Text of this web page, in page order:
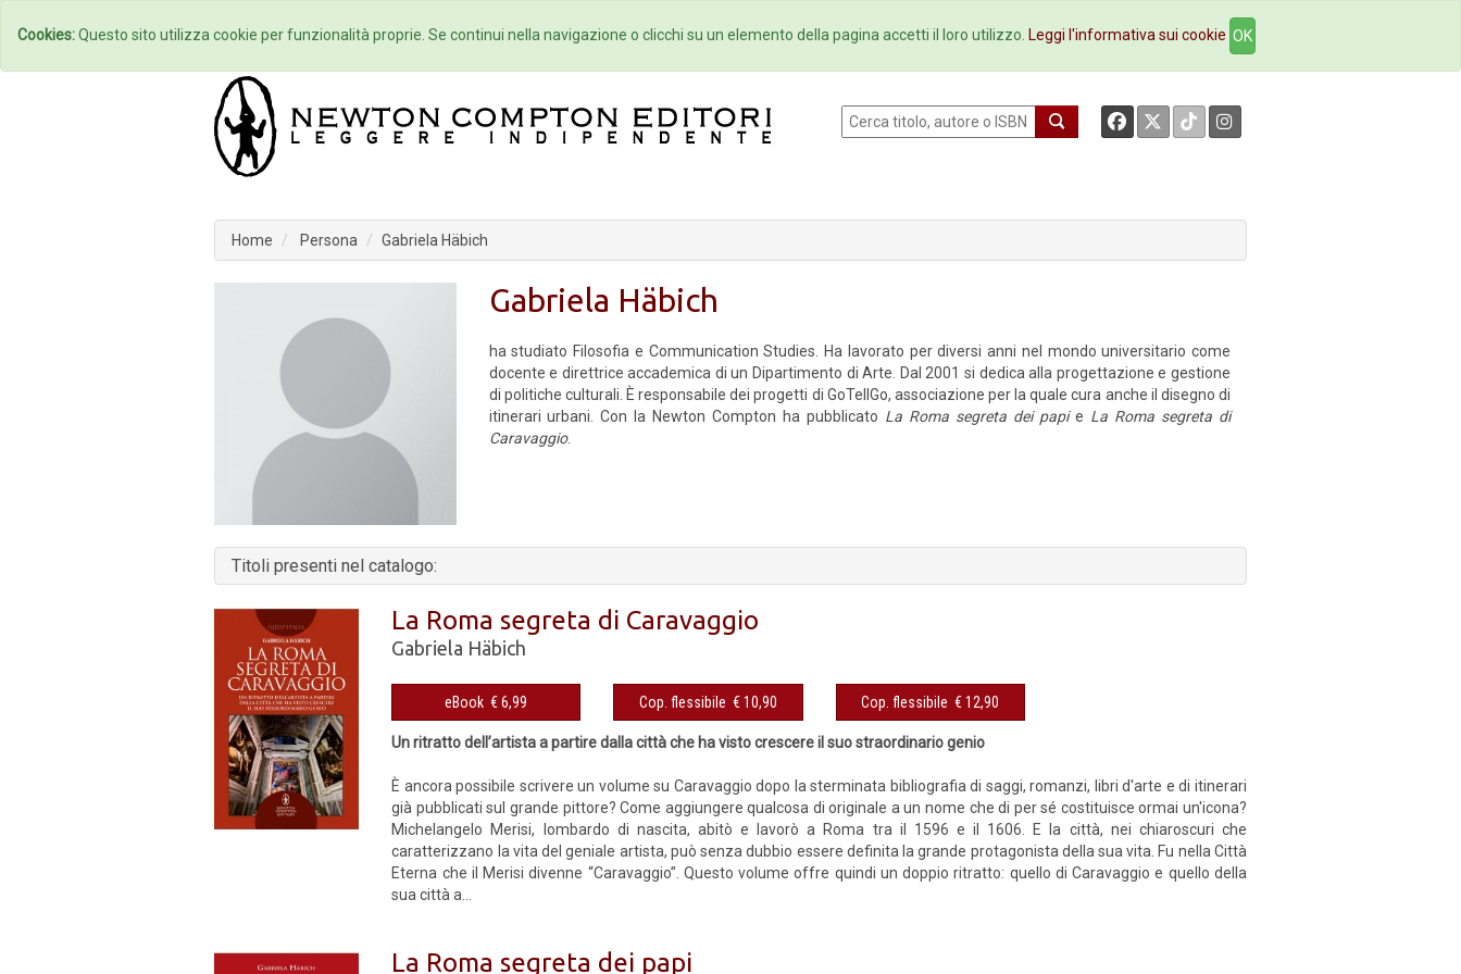
Home Autori Eventi Collane Newsletter Ebookstore Contatti
Home Persona Gabriela Häbich
Gabriela Häbich
ha studiato Filosofia e Communication Studies. Ha lavorato per diversi anni nel mondo universitario come
docente e direttrice accademica di un Dipartimento di Arte. Dal 2001 si dedica alla progettazione e gestione
di politiche culturali. È responsabile dei progetti di GoTellGo, associazione per la quale cura anche il disegno di
itinerari urbani. Con la Newton Compton ha pubblicato La Roma segreta dei papie La Roma segreta di
Caravaggio.
Titoli presenti nel catalogo:
La Roma segreta di Caravaggio
Gabriela Häbich
eBook € 6,99 Cop. flessibile € 10,90 Cop. flessibile € 12,90
Un ritratto dell’artista a partire dalla città che ha visto crescere il suo straordinario genio
È ancora possibile scrivere un volume su Caravaggio dopo la sterminata bibliografia di saggi, romanzi, libri d'arte e di itinerari
già pubblicati sul grande pittore? Come aggiungere qualcosa di originale a un nome che di per sé costituisce ormai un'icona?
Michelangelo Merisi, lombardo di nascita, abitò e lavorò a Roma tra il 1596 e il 1606. E la città, nei chiaroscuri che
caratterizzano la vita del geniale artista, può senza dubbio essere definita la grande protagonista della sua vita. Fu nella Città
Eterna che il Merisi divenne “Caravaggio”. Questo volume offre quindi un doppio ritratto: quello di Caravaggio e quello della
sua città a...
La Roma segreta dei papi
Cookies:Questo sito utilizza cookie per funzionalità proprie. Se continui nella navigazione o clicchi su un elemento della pagina accetti il loro utilizzo. Leggi l'informativa sui cookie OK